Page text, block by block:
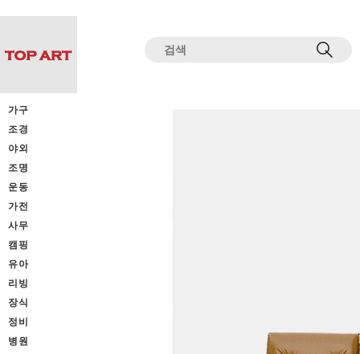
가구
조경
야외
조명
운동
가전
사무
캠핑
유아
리빙
장식
정비
병원